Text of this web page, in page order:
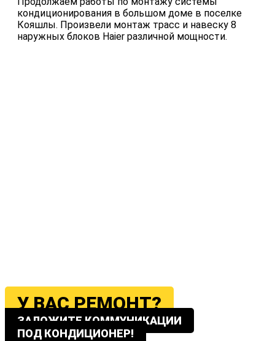
кондиционирования в большом доме в поселке
Кояшлы. Произвели монтаж трасс и навеску 8
наружных блоков Haier различной мощности.
У ВАС РЕМОНТ?
ЗАЛОЖИТЕ КОММУНИКАЦИИ
ПОД КОНДИЦИОНЕР!